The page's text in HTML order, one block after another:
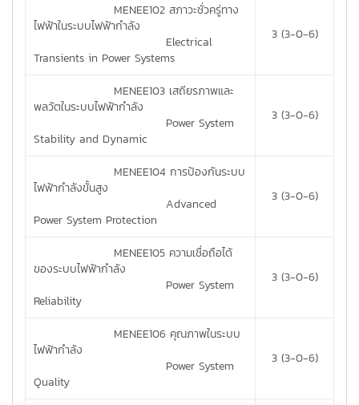
MENEE102 สภาวะชั่วครู่ทาง
ไฟฟ้าในระบบไฟฟ้ากำลัง
Electrical
Transients in Power Systems
3 (3-0-6)
MENEE103 เสถียรภาพและ
พลวัตในระบบไฟฟ้ากำลัง
Power System
Stability and Dynamic
3 (3-0-6)
MENEE104 การป้องกันระบบ
ไฟฟ้ากำลังขั้นสูง
Advanced
Power System Protection
3 (3-0-6)
MENEE105 ความเชื่อถือได้
ของระบบไฟฟ้ากำลัง
Power System
Reliability
3 (3-0-6)
MENEE106 คุณภาพในระบบ
ไฟฟ้ากำลัง
Power System
Quality
3 (3-0-6)